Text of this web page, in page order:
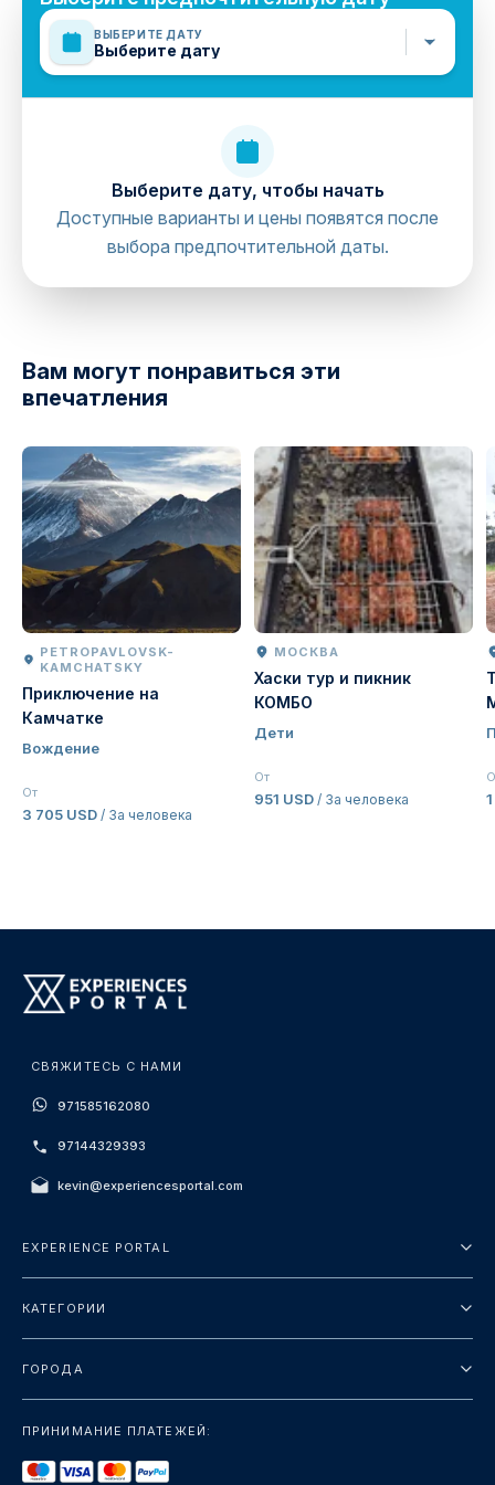
Mobile or paper ticket accepted
directions
ВЫБЕРИТЕ ДАТУ
Выберите дату
Выберите дату, чтобы начать
Доступные варианты и цены появятся после
выбора предпочтительной даты.
Вам могут понравиться эти
впечатления
PETROPAVLOVSK-
KAMCHATSKY
Приключение на
Камчатке
Вождение
От
3 705 USD / За человека
МОСКВА
Хаски тур и пикник
КОМБО
Дети
От
951 USD / За человека
СВЯЖИТЕСЬ С НАМИ
971585162080
97144329393
kevin@experiencesportal.com
EXPERIENCE PORTAL
Политика конфиденциальности
КАТЕГОРИИ
Ориентиры
Роскошь
ГОРОДА
ПРИНИМАНИЕ ПЛАТЕЖЕЙ: